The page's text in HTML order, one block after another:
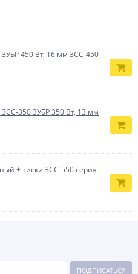
450 Вт, 16 мм ЗСС-450
350 ЗУБР 350 Вт, 13 мм
+ тиски ЗСС-550 серия
ПОДПИСАТЬСЯ